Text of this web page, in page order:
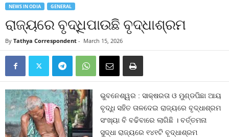
NEWS IN ODIA GENERAL
ରାଜ୍ୟରେ ବୃଦ୍ଧିପାଉଛି ବୃଦ୍ଧାଶ୍ରମ
By Tathya Correspondent - March 15, 2026
ଭୁବନେଶ୍ୱର : ସାକ୍ଷରତା ଓ ମୁଣ୍ଡପିଛା ଆୟ
ବୃଦ୍ଧି ସହିତ ତାଳଦେଇ ରାଜ୍ୟରେ ବୃଦ୍ଧାଶ୍ରମ
ସଂଖ୍ୟା ବି ବଢିବାରେ ଲାଗିଛି । ବର୍ତ୍ତମନା
ସୁଦ୍ଧା ରାଜ୍ୟରେ ୧୪୧ଟି ବୃଦ୍ଧାଶ୍ରମ